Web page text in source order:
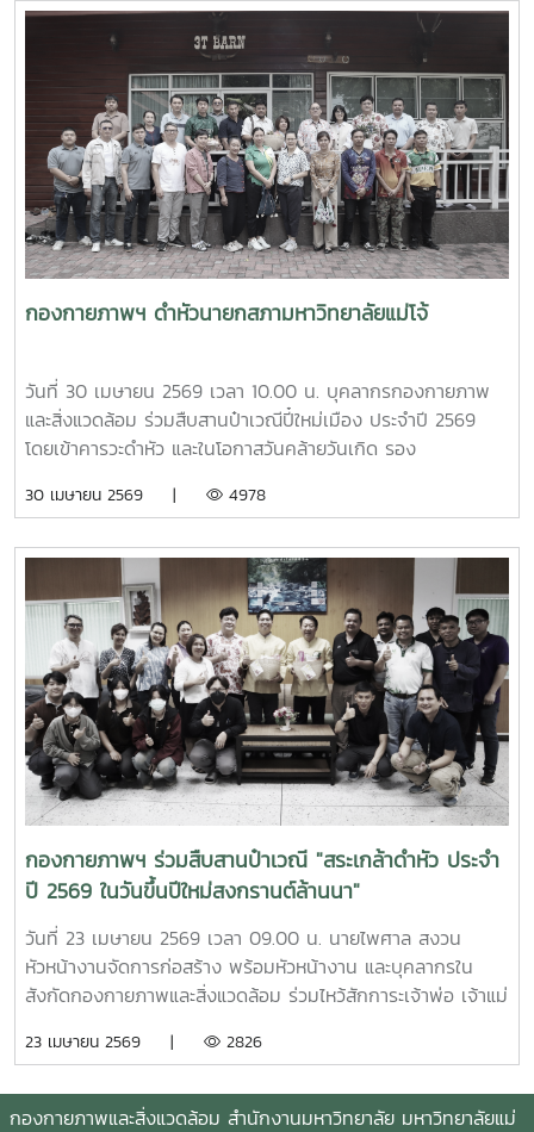
ข้าราชการ พร้อมคณะศึกษาดูงานจากสภาคณาจารย์และ
ข้าราชการ มหาวิทยาลัยราชภัฏภูเก็ต ในการนี้ ทั้งสอง
มหาวิทยาลัยได้ร่วมแลกเปลี่ยนประสบการณ์ด้านการจัดสวัสดิการ
บุคลากร ตลอดจนแนวทางการพัฒนาและประยุกต์ใช้ให้เหมาะสม
กับบริบทของแต่ละสถาบัน โดยมีนายสุชาติ จันทร์แก้ว รักษาการ
ในตำแหน่งหัวหน้างานสวัสดิการ กองบริหารทรัพยากรบุคคล
เป็นผู้ให้ข้อมูลเกี่ยวกับการจัดสวัสดิการบุคลากรของมหาวิทยาลัย
แม่โจ้ นอกจากนี้ ผู้ช่วยศาสตราจารย์ ดร.มุจลินทร์ ผลจันทร์ ได้
บรรยายและให้ข้อมูลเกี่ยวกับการดำเนินงานด้านมหาวิทยาลัยสี
เขียว (Green University) ของมหาวิทยาลัยแม่โจ้ ณ ห้อง
ประชุมรวงผึ้ง ชั้น 5 อาคารสำนักงานมหาวิทยาลัย ภายหลังการ
ประชุม คณะศึกษาดูงานได้เยี่ยมชมบรรยากาศและพื้นที่โดยรอบ
แวดล้อมของมหาวิทยาลัยแม่โจ้
กองกายภาพฯ ดำหัวนายกสภามหาวิทยาลัยแม่โจ้
วันที่ 30 เมษายน 2569 เวลา 10.00 น. บุคลากรกองกายภาพ
และสิ่งแวดล้อม ร่วมสืบสานป๋าเวณีปี๋ใหม่เมือง ประจำปี 2569
โดยเข้าคารวะดำหัว และในโอกาสวันคล้ายวันเกิด รอง
ณ บ้านเอื้องไพลิน
30 เมษายน 2569 | 4978
กองกายภาพฯ ร่วมสืบสานป๋าเวณี "สระเกล้าดำหัว ประจำ
ปี 2569 ในวันขึ้นปีใหม่สงกรานต์ล้านนา"
วันที่ 23 เมษายน 2569 เวลา 09.00 น. นายไพศาล สงวน
หัวหน้างานจัดการก่อสร้าง พร้อมหัวหน้างาน และบุคลากรใน
สังกัดกองกายภาพและสิ่งแวดล้อม ร่วมไหว้สักการะเจ้าพ่อ เจ้าแม่
15.30 น. ณ อาคารสำนักงานมหาวิทยาลัย ได้ร่วมพิธีดำหัวรอง
ศาสตราจารย์ ดร. แสนวสันต์ ยอดคำ ผู้ช่วยอธิการบดี
23 เมษายน 2569 | 2826
กองกายภาพและสิ่งแวดล้อม สำนักงานมหาวิทยาลัย มหาวิทยาลัยแม่